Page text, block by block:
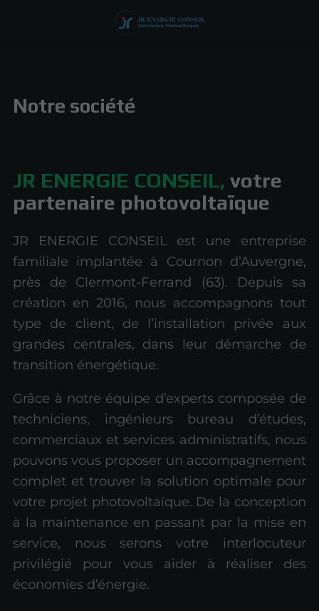
Notre société
JR ENERGIE CONSEIL, votre
partenaire photovoltaïque
JR ENERGIE CONSEIL est une entreprise
familiale implantée à Cournon d’Auvergne,
près de Clermont-Ferrand (63). Depuis sa
création en 2016, nous accompagnons tout
type de client, de l’installation privée aux
grandes centrales, dans leur démarche de
transition énergétique.
Grâce à notre équipe d’experts composée de
techniciens, ingénieurs bureau d’études,
commerciaux et services administratifs, nous
pouvons vous proposer un accompagnement
complet et trouver la solution optimale pour
votre projet photovoltaïque. De la conception
à la maintenance en passant par la mise en
service, nous serons votre interlocuteur
privilégié pour vous aider à réaliser des
économies d’énergie.